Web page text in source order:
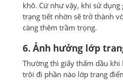
khô. Cứ như vậy, khi sử
trạng tiết nhờn sẽ trở thành
càng thêm trầm trọng.
6. Ảnh hưởng lớp
Thường thì giấy thấm dầu khi
trôi đi phần nào lớp trang